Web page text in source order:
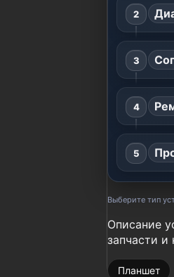
Выберите тип
Описание
запчасти и
Планшет